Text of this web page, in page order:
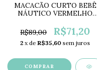
MACACÃO CURTO BEBÊ
NÁUTICO VERMELHO
R$89,00
R$71,20
2 x de R$35,60 sem juros
COMPRAR